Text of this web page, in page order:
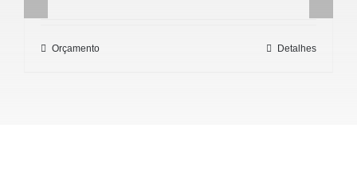
Orçamento Detalhes